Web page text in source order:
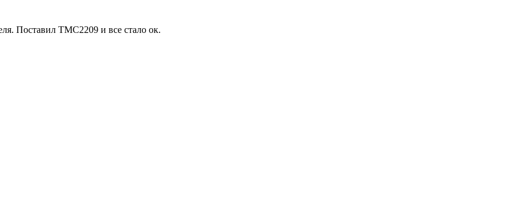
Поставил TMC2209 и все стало ок.